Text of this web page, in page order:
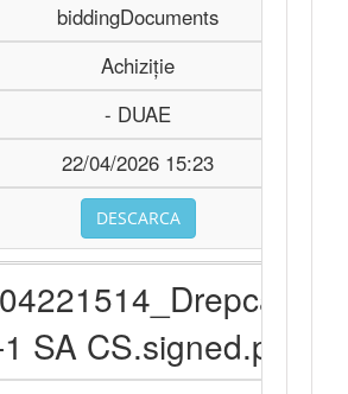
biddingDocuments
Achiziție
- DUAE
22/04/2026 15:23
DESCARCA
SA CS.signed.pdf